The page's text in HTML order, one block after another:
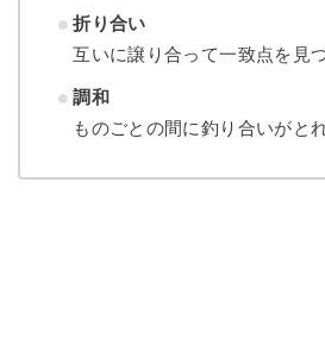
折り合い
互いに譲り合って一致点を見
調和
ものごとの間に釣り合いがと